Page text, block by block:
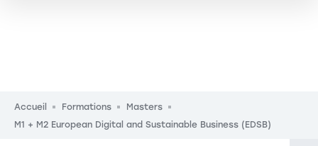
Fil d'Ariane
Accueil Formations
Masters
M1 + M2 European Digital and Sustainable Business (EDSB)